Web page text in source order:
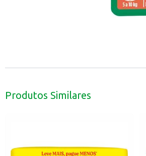
Produtos Similares